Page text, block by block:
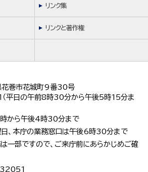
リンク集
リンクと著作権
巻市花城町9番30号
平日の午前8時30分から午後5時15分ま
時から午後4時30分まで
日、本庁の業務窓口は午後6時30分まで
一部ですので、ご来庁前にあらかじめご確